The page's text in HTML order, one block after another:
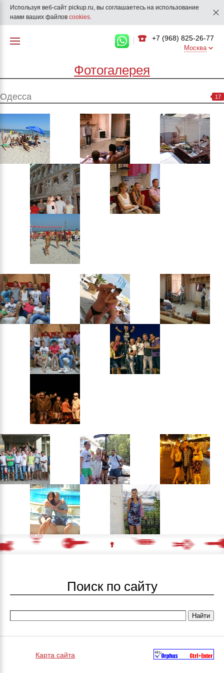
Используя веб-сайт pickup.ru, вы соглашаетесь на использование
нами ваших файлов cookies.
+7 (968) 825-26-77
Москва
Фотогалерея
Одесса 17
Поиск по сайту
Карта сайта